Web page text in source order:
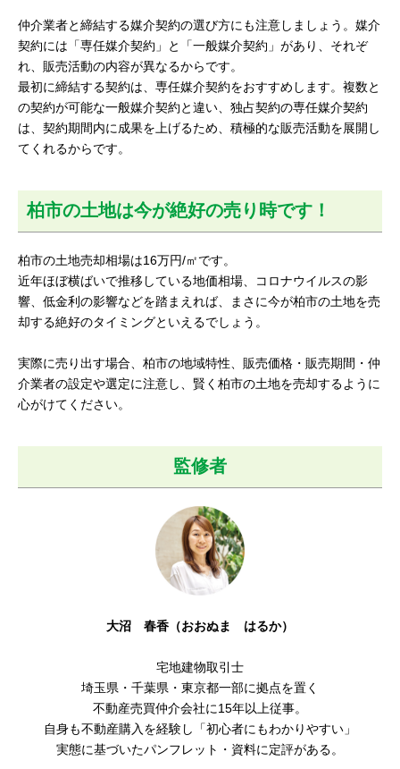
仲介業者と締結する媒介契約の選び方にも注意しましょう。媒介
契約には「専任媒介契約」と「一般媒介契約」があり、それぞ
れ、販売活動の内容が異なるからです。
最初に締結する契約は、専任媒介契約をおすすめします。複数と
の契約が可能な一般媒介契約と違い、独占契約の専任媒介契約
は、契約期間内に成果を上げるため、積極的な販売活動を展開し
てくれるからです。
柏市の土地は今が絶好の売り時です！
柏市の土地売却相場は16万円/㎡です。
近年ほぼ横ばいで推移している地価相場、コロナウイルスの影
響、低金利の影響などを踏まえれば、まさに今が柏市の土地を売
却する絶好のタイミングといえるでしょう。
実際に売り出す場合、柏市の地域特性、販売価格・販売期間・仲
介業者の設定や選定に注意し、賢く柏市の土地を売却するように
心がけてください。
監修者
大沼 春香（おおぬま はるか）
宅地建物取引士
埼玉県・千葉県・東京都一部に拠点を置く
不動産売買仲介会社に15年以上従事。
自身も不動産購入を経験し「初心者にもわかりやすい 」
実態に基づいたパンフレット・資料に定評がある。